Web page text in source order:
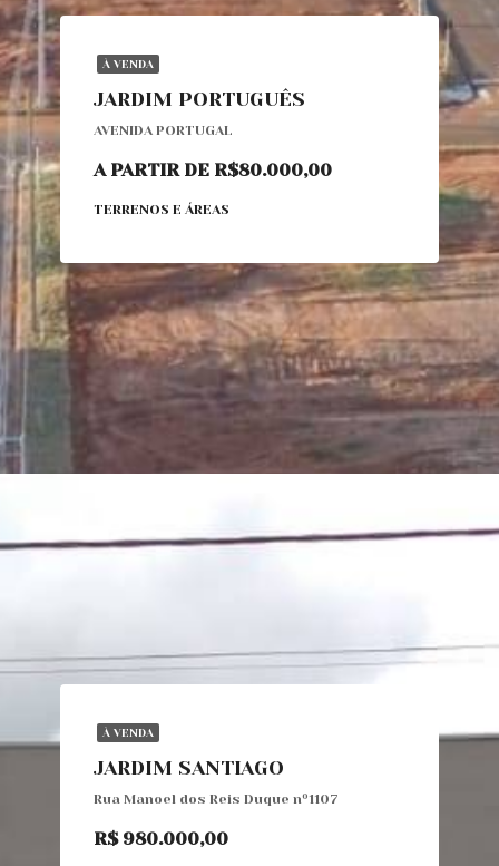
À VENDA
JARDIM PORTUGUÊS
AVENIDA PORTUGAL
A PARTIR DE R$80.000,00
TERRENOS E ÁREAS
À VENDA
JARDIM SANTIAGO
Rua Manoel dos Reis Duque nº1107
R$ 980.000,00